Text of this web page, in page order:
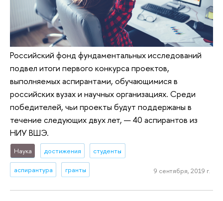
Российский фонд фундаментальных исследований
подвел итоги первого конкурса проектов,
выполняемых аспирантами, обучающимися в
российских вузах и научных организациях. Среди
победителей, чьи проекты будут поддержаны в
течение следующих двух лет, — 40 аспирантов из
НИУ ВШЭ.
Наука достижения студенты
аспирантура гранты 9 сентября, 2019 г.